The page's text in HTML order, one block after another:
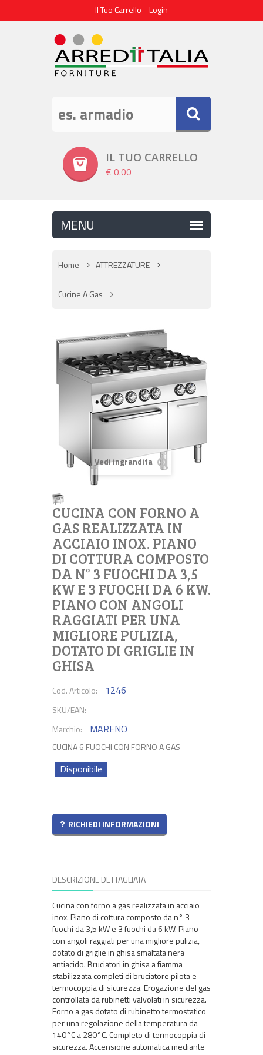
Il Tuo Carrello Login
IL TUO CARRELLO
€ 0.00
Home ATTREZZATURE
Cucine A Gas
Vedi ingrandita
CUCINA CON FORNO A
GAS REALIZZATA IN
ACCIAIO INOX. PIANO
DI COTTURA COMPOSTO
DA N° 3 FUOCHI DA 3,5
KW E 3 FUOCHI DA 6 KW.
PIANO CON ANGOLI
RAGGIATI PER UNA
MIGLIORE PULIZIA,
DOTATO DI GRIGLIE IN
GHISA
Cod. Articolo: 1246
SKU/EAN:
Marchio:
MARENO
CUCINA 6 FUOCHI CON FORNO A GAS
Disponibile
RICHIEDI INFORMAZIONI
DESCRIZIONE DETTAGLIATA
Cucina con forno a gas realizzata in acciaio
inox. Piano di cottura composto da n° 3
fuochi da 3,5 kW e 3 fuochi da 6 kW. Piano
con angoli raggiati per una migliore pulizia,
dotato di griglie in ghisa smaltata nera
antiacido. Bruciatori in ghisa a fiamma
stabilizzata completi di bruciatore pilota e
termocoppia di sicurezza. Erogazione del gas
controllata da rubinetti valvolati in sicurezza.
Forno a gas dotato di rubinetto termostatico
per una regolazione della temperatura da
140°C a 280°C. Completo di termocoppia di
sicurezza. Accensione automatica mediante